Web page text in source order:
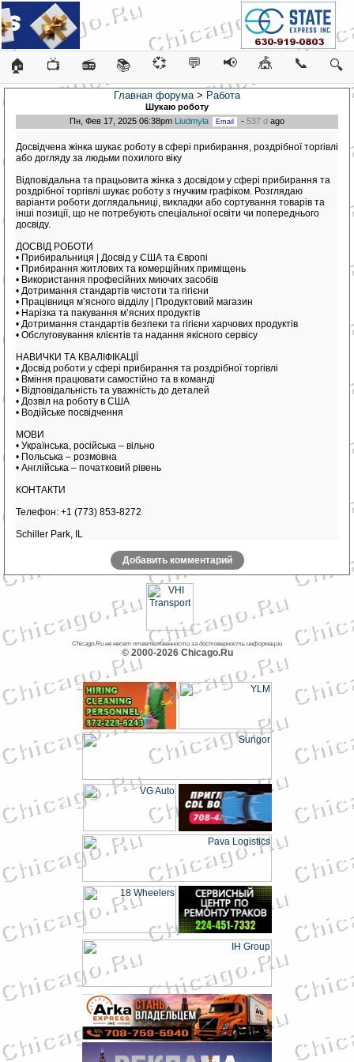
🏠 📺 📻 📚 💞 💬 📢 🎪 📞 🔍
Главная форума> Работа
Шукаю роботу
Пн, Фев 17, 2025 06:38pm Liudmyla - 537 d ago
Досвідчена жінка шукає роботу в сфері прибирання, роздрібної торгівлі
або догляду за людьми похилого віку
Відповідальна та працьовита жінка з досвідом у сфері прибирання та
роздрібної торгівлі шукає роботу з гнучким графіком. Розглядаю
варіанти роботи доглядальниці, викладки або сортування товарів та
інші позиції, що не потребують спеціальної освіти чи попереднього
досвіду.
ДОСВІД РОБОТИ
• Прибиральниця | Досвід у США та Європі
• Прибирання житлових та комерційних приміщень
• Використання професійних миючих засобів
• Дотримання стандартів чистоти та гігієни
• Працівниця м’ясного відділу | Продуктовий магазин
• Нарізка та пакування м’ясних продуктів
• Дотримання стандартів безпеки та гігієни харчових продуктів
• Обслуговування клієнтів та надання якісного сервісу
НАВИЧКИ ТА КВАЛІФІКАЦІЇ
• Досвід роботи у сфері прибирання та роздрібної торгівлі
• Вміння працювати самостійно та в команді
• Відповідальність та уважність до деталей
• Дозвіл на роботу в США
• Водійське посвідчення
МОВИ
• Українська, російська – вільно
• Польська – розмовна
• Англійська – початковий рівень
КОНТАКТИ
Телефон: +1 (773) 853-8272
Schiller Park, IL
Добавить комментарий
Chicago.Ru не несет ответственности за достоверность информации
© 2000-2026 Chicago.Ru